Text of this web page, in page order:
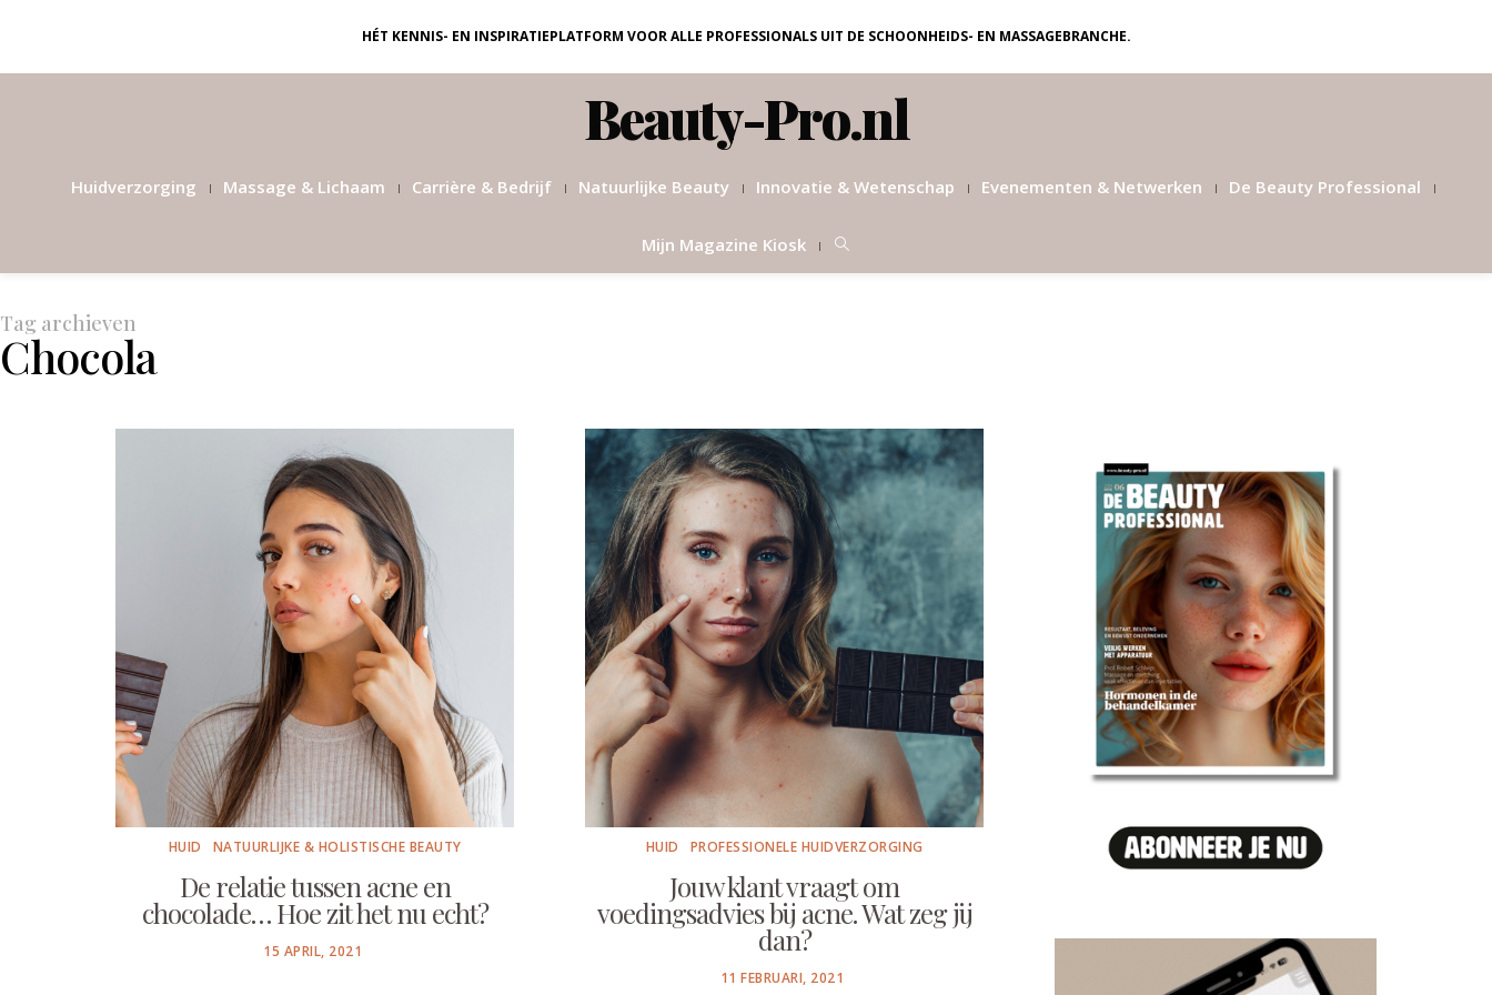
HÉT KENNIS- EN INSPIRATIEPLATFORM VOOR ALLE PROFESSIONALS UIT DE SCHOONHEIDS- EN MASSAGEBRANCHE.
Beauty-Pro.nl
Huidverzorging Massage & Lichaam Carrière & Bedrijf Natuurlijke Beauty Innovatie & Wetenschap Evenementen & Netwerken De Beauty Professional
Mijn Magazine Kiosk
Tag archieven
Chocola
HUID NATUURLIJKE & HOLISTISCHE BEAUTY
De relatie tussen acne en
chocolade… Hoe zit het nu echt?
POSTED
15 APRIL, 2021
HUID PROFESSIONELE HUIDVERZORGING
Jouw klant vraagt om
voedingsadvies bij acne. Wat zeg jij
dan?
POSTED
11 FEBRUARI, 2021